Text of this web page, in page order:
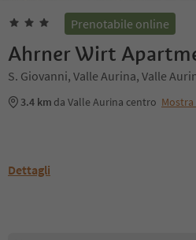
Prenotabile online
Ahrner Wirt
S. Giovanni, Valle Aurina, Valle
3.4 km da Valle Aurina centro Mostra
Dettagli